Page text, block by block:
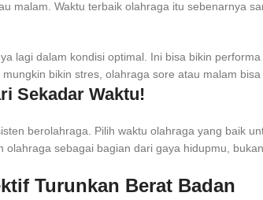
malam. Waktu terbaik olahraga itu sebenarnya
lagi dalam kondisi optimal. Ini bisa bikin
bikin stres, olahraga sore atau malam
Sekadar Waktu!
berolahraga. Pilih waktu olahraga yang baik
sebagai bagian dari gaya hidupmu,
Turunkan Berat Badan